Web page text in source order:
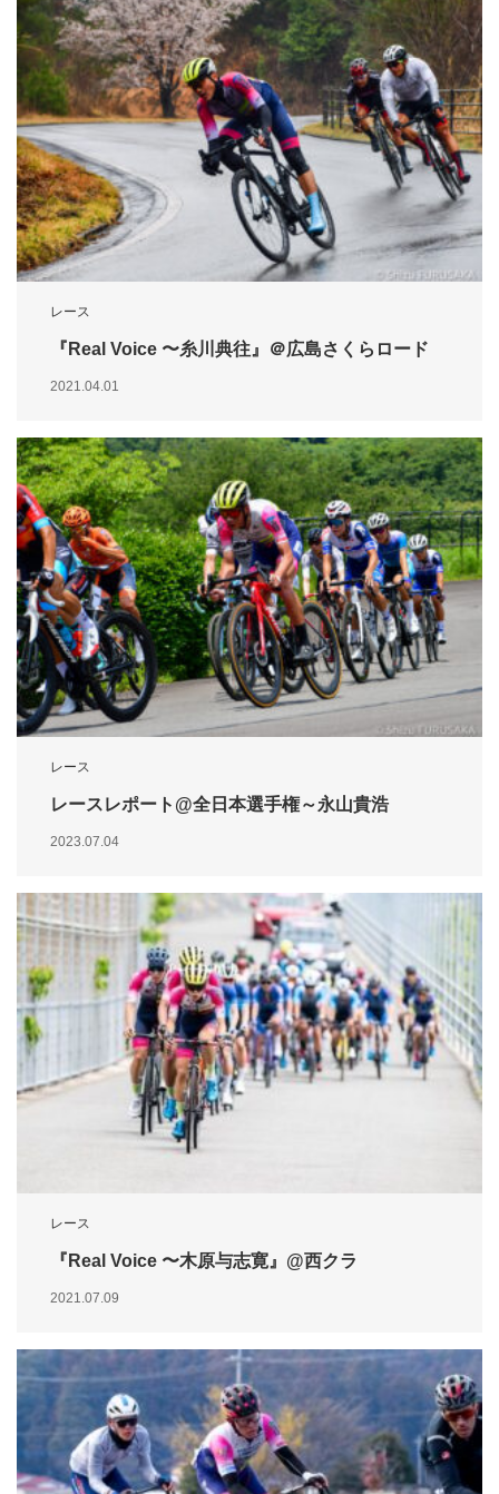
レース
『Real Voice 〜糸川典往』＠広島さくらロード
2021.04.01
レース
レースレポート@全日本選手権～永山貴浩
2023.07.04
レース
『Real Voice 〜木原与志寛』@西クラ
2021.07.09